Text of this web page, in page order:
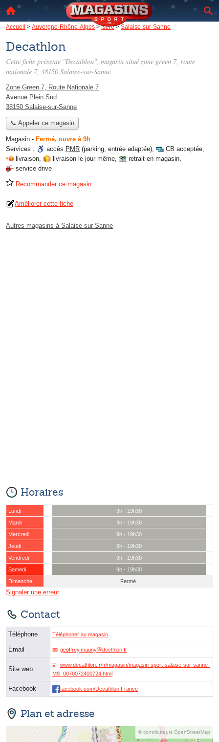
Accueil > Auvergne-Rhône-Alpes >Isère>Salaise-sur-Sanne
Decathlon
Cette fiche présente "Decathlon", magasin situé zone green 7, route
nationale 7, 38150 Salaise-sur-Sanne.
Zone Green 7, Route Nationale 7
Avenue Plein Sud
38150 Salaise-sur-Sanne
📞 Appeler ce magasin
Magasin - Fermé, ouvre à 9h
Services :
accès PMR (parking, entrée adaptée), CB acceptée,
livraison, livraison le jour même, retrait en magasin,
service drive
Recommander ce magasin
Améliorer cette fiche
Autres magasins à Salaise-sur-Sanne
Horaires
Lundi
9h - 19h30
Mardi
9h - 19h30
Mercredi
9h - 19h30
Jeudi
9h - 19h30
Vendredi
9h - 19h30
Samedi
9h - 19h30
Dimanche
Fermé
Signaler une erreur
Contact
Téléphone Téléphoner au magasin
Email geoffrey.maunyⓐdecthlon.fr
Site web
www.decathlon.fr/fr/magasin/magasin-sport-salaise-sur-sanne-
MS_0070072400724.html
Facebook facebook.com/Decathlon.France
Plan et adresse
© contributeurs OpenStreetMap